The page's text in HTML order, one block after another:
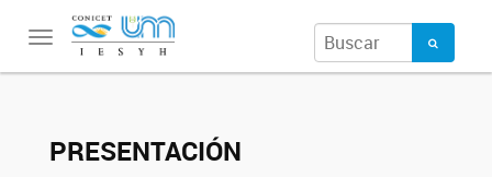
Toggle
PRESENTACIÓN